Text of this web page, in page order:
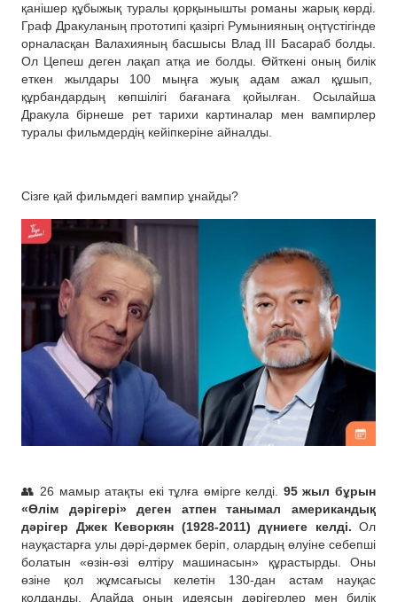
қанішер құбыжық туралы қорқынышты романы жарық көрді.
Граф Дракуланың прототипі қазіргі Румынияның оңтүстігінде
орналасқан Валахияның басшысы Влад III Басараб болды.
Ол Цепеш деген лақап атқа ие болды. Өйткені оның билік
еткен жылдары 100 мыңға жуық адам ажал құшып,
құрбандардың көпшілігі бағанаға қойылған. Осылайша
Дракула бірнеше рет тарихи картиналар мен вампирлер
туралы фильмдердің кейіпкеріне айналды.
Сізге қай фильмдегі вампир ұнайды?
👥 26 мамыр атақты екі тұлға өмірге келді. 95 жыл бұрын
«Өлім дәрігері» деген атпен танымал американдық
дәрігер Джек Кеворкян (1928-2011) дүниеге келді. Ол
науқастарға улы дәрі-дәрмек беріп, олардың өлуіне себепші
болатын «өзін-өзі өлтіру машинасын» құрастырды. Оны
өзіне қол жұмсағысы келетін 130-дан астам науқас
қолданды. Алайда оның идеясын дәрігерлер мен билік